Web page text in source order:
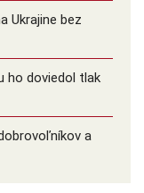
Ukrajine bez
ho doviedol tlak
a